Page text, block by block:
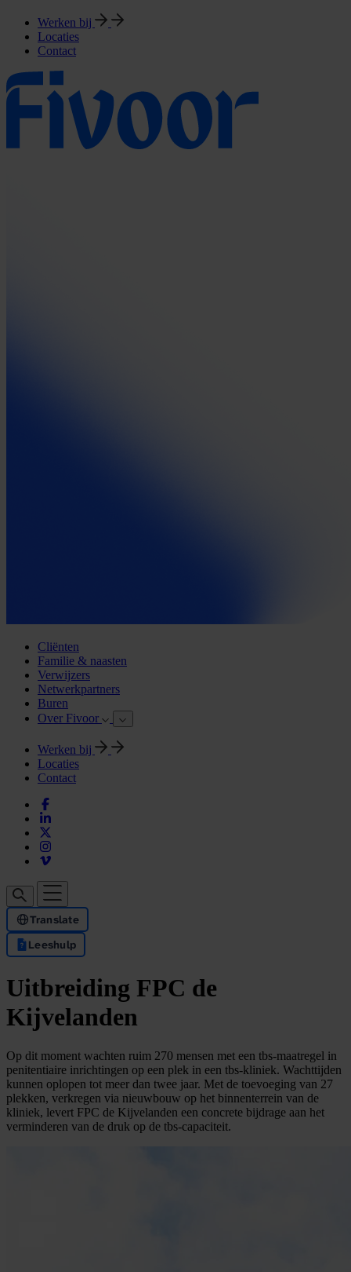
Werken bij
Locaties
Contact
Cliënten
Familie & naasten
Verwijzers
Netwerkpartners
Buren
Over Fivoor
Werken bij
Locaties
Contact
Translate
Leeshulp
Uitbreiding FPC de
Kijvelanden
Op dit moment wachten ruim 270 mensen met een tbs-maatregel in
penitentiaire inrichtingen op een plek in een tbs-kliniek. Wachttijden
kunnen oplopen tot meer dan twee jaar. Met de toevoeging van 27
plekken, verkregen via nieuwbouw op het binnenterrein van de
kliniek, levert FPC de Kijvelanden een concrete bijdrage aan het
verminderen van de druk op de tbs-capaciteit.